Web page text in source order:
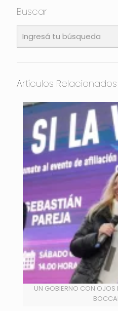
Buscar
Artículos Relacionados
UN GOBIERNO CON OJOS